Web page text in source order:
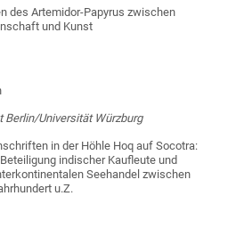
des Artemidor-Papyrus zwischen
und Kunst
Berlin/Universität Würzburg
in der Höhle Hoq auf Socotra:
indischer Kaufleute und
Seehandel zwischen
u.Z.